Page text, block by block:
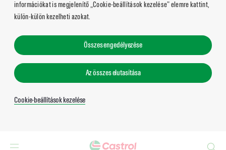
információkat is megjelenítő „Cookie-beállítások kezelése” elemre kattint,
külön-külön kezelheti azokat.
Összes engedélyezése
Az összes elutasítása
Cookie-beállítások kezelése